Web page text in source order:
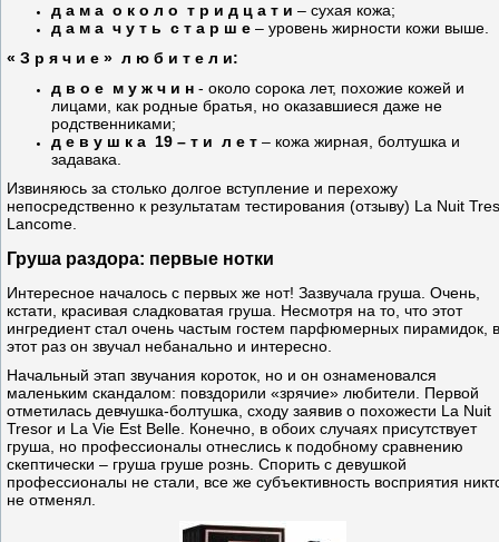
д а м а о к о л о т р и д ц а т и – сухая кожа;
д а м а ч у т ь с т а р ш е – уровень жирности кожи выше.
« З р я ч и е » л ю б и т е л и:
д в о е м у ж ч и н - около сорока лет, похожие кожей и
лицами, как родные братья, но оказавшиеся даже не
родственниками;
д е в у ш к а 19 – т и л е т – кожа жирная, болтушка и
задавака.
Извиняюсь за столько долгое вступление и перехожу
непосредственно к результатам тестирования (отзыву) La Nuit
Lancome.
Груша раздора: первые нотки
Интересное началось с первых же нот! Зазвучала груша. Очень,
кстати, красивая сладковатая груша. Несмотря на то, что этот
ингредиент стал очень частым гостем парфюмерных пирамидок, в
этот раз он звучал небанально и интересно.
Начальный этап звучания короток, но и он ознаменовался
маленьким скандалом: повздорили «зрячие» любители. Первой
отметилась девчушка-болтушка, сходу заявив о похожести La Nuit
Tresor и La Vie Est Belle. Конечно, в обоих случаях присутствует
груша, но профессионалы отнеслись к подобному сравнению
скептически – груша груше рознь. Спорить с девушкой
профессионалы не стали, все же субъективность восприятия
не отменял.